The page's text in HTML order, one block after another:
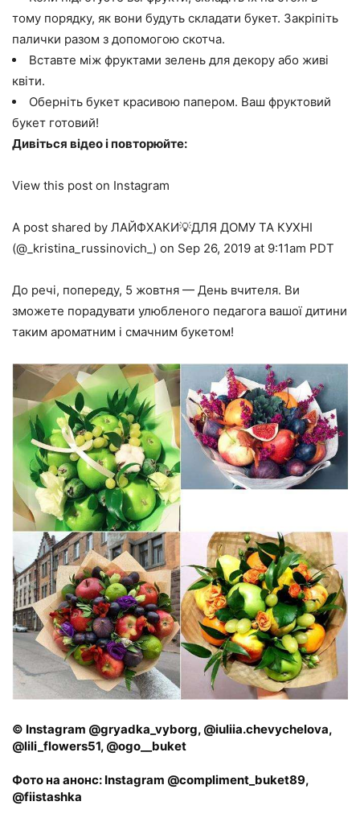
тому порядку, як вони будуть складати букет. Закріпіть
палички разом з допомогою скотча.
Вставте між фруктами зелень для декору або живі
квіти.
Оберніть букет красивою папером. Ваш фруктовий
букет готовий!
Дивіться відео і повторюйте:
View this post on Instagram
A post shared by ЛАЙФХАКИ💡ДЛЯ ДОМУ ТА КУХНІ
(@_kristina_russinovich_) on Sep 26, 2019 at 9:11am PDT
До речі, попереду, 5 жовтня — День вчителя. Ви
зможете порадувати улюбленого педагога вашої дитини
таким ароматним і смачним букетом!
© Instagram @gryadka_vyborg, @iuliia.chevychelova,
@lili_flowers51, @ogo__buket
Фото на анонс: Instagram @compliment_buket89,
@fiistashka